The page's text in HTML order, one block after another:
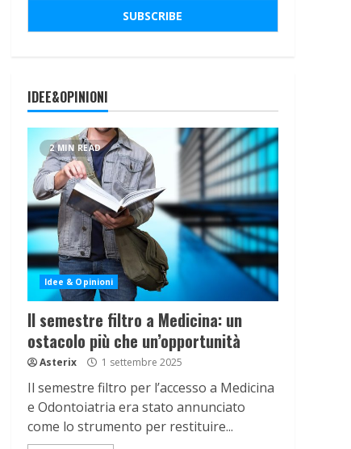
IDEE&OPINIONI
2 MIN READ
Idee & Opinioni
Il semestre filtro a Medicina: un
ostacolo più che un’opportunità
Asterix 1 settembre 2025
Il semestre filtro per l’accesso a Medicina
e Odontoiatria era stato annunciato
come lo strumento per restituire...